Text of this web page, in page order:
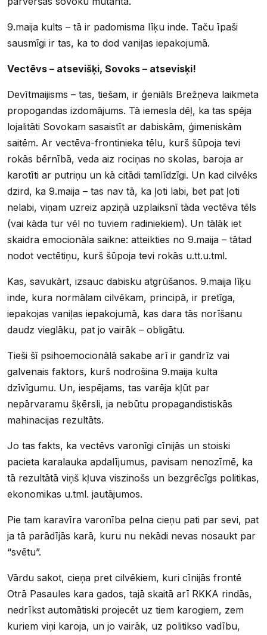
9.maija kults – tā ir padomisma līķu inde. Taču īpaši
sausmīgi ir tas, ka to dod vaniļas iepakojumā.
Vectēvs – atsevišķi, Sovoks – atsevisķi!
Devītmaijisms – tas, tiešam, ir ģeniāls Brežņeva laikmeta
propogandas izdomājums. Tā iemesla dēļ, ka tas spēja
lojalitāti Sovokam sasaistīt ar dabiskām, ģimeniskām
saitēm. Ar vectēva-frontinieka tēlu, kurš šūpoja tevi
rokās bērnībā, veda aiz rociņas no skolas, baroja ar
karotīti ar putriņu un kā citādi tamlīdzīgi. Un kad cilvēks
dzird, ka 9.maija – tas nav tā, ka ļoti labi, bet pat ļoti
nelabi, viņam uzreiz apziņā uzplaiksnī tāda vectēva tēls
(vai kāda tur vēl no tuviem radiniekiem). Un tālāk iet
skaidra emocionāla saikne: atteikties no 9.maija – tātad
nodot vectētiņu, kurš šūpoja tevi rokās u.tt.u.tml.
Kas, savukārt, izsauc dabisku atgrūšanos. 9.maija līķu
inde, kura normālam cilvēkam, principā, ir pretīga,
iepakojas vaniļas iepakojumā, kas dara tās norīšanu
daudz vieglāku, pat jo vairāk – obligātu.
Tieši šī psihoemocionālā sakabe arī ir gandrīz vai
galvenais faktors, kurš nodrošina 9.maija kulta
dzīvīgumu. Un, iespējams, tas varēja kļūt par
nepārvaramu šķērsli, ja nebūtu propagandistiskās
mahinacijas rezultāts.
Jo tas fakts, ka vectēvs varonīgi cīnijās un stoiski
pacieta karalauka apdalījumus, pavisam nenozīmē, ka
tā rezultātā viņš kļuva viszinošs un bezgrēcīgs politikas,
ekonomikas u.tml. jautājumos.
Pie tam karavīra varonība pelna cieņu pati par sevi, pat
ja tā parādījās karā, kuru nu nekādi nevas nosaukt par
“svētu”.
Vārdu sakot, cieņa pret cilvēkiem, kuri cīnijās frontē
Otrā Pasaules kara gados, tajā skaitā arī RKKA rindās,
nedrīkst automātiski projecēt uz tiem karogiem, zem
kuriem viņi karoja, un jo vairāk, uz politikso vadību,